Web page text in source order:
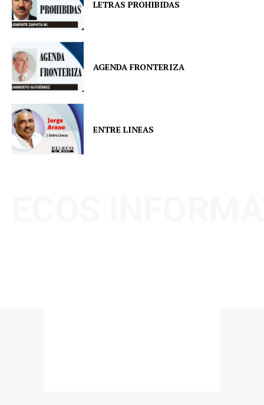
LETRAS PROHIBIDAS
AGENDA FRONTERIZA
ENTRE LINEAS